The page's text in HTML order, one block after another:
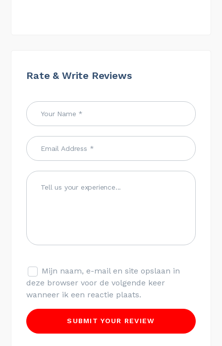
Rate & Write Reviews
Mijn naam, e-mail en site opslaan in
deze browser voor de volgende keer
wanneer ik een reactie plaats.